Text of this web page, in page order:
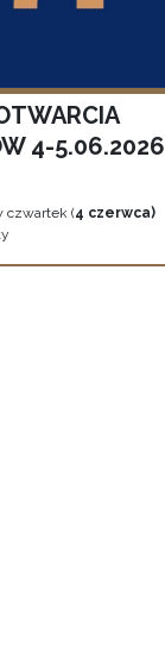
4-5.06.2026
czwartek (4 czerwca)